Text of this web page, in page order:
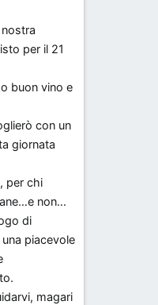
per il 21
buon vino e
con un
giornata
per chi
non…
di
piacevole
magari